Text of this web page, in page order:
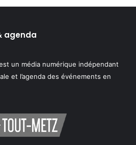
agenda
un média numérique indépendant
et l’agenda des événements en